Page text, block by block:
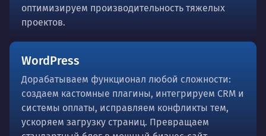
оптимизируем производительность тяжелых
проектов.
WordPress
Дорабатываем функционал любой сложности:
создаем кастомные плагины, интегрируем CRM и
системы оплаты, исправляем конфликты тем,
ускоряем загрузку страниц. Превращаем